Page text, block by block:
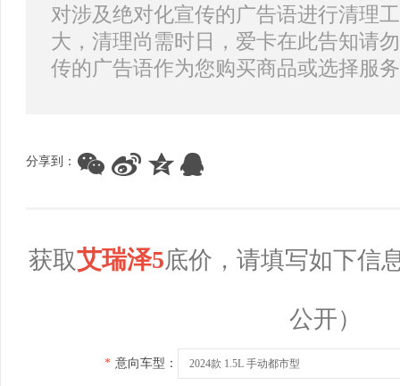
对涉及绝对化宣传的广告语进行清理
大，清理尚需时日，爱卡在此告知请
传的广告语作为您购买商品或选择服
分享到：
获取艾瑞泽5底价，请填写如下信
公开）
* 意向车型： 2024款 1.5L 手动都市型